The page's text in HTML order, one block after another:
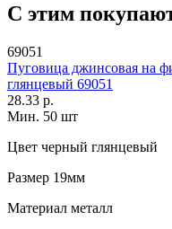
С этим
69051
Пуговица джинсовая на
глянцевый 69051
28.33 р.
Мин. 50 шт
Цвет черный глянцевый
Размер 19мм
Материал металл